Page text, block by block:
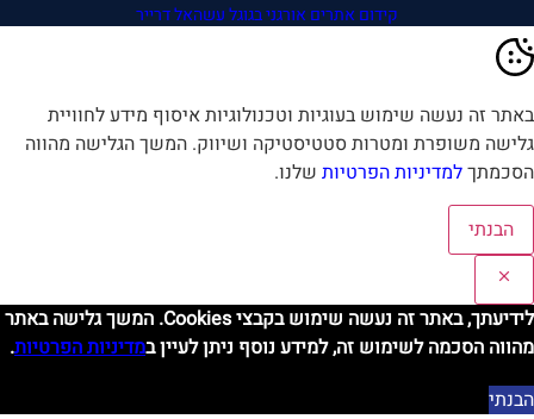
קידום אתרים אורגני בגוגל עשהאל דרייר
זה נעשה שימוש בעוגיות וטכנולוגיות איסוף מידע לחוויית
משופרת ומטרות סטטיסטיקה ושיווק. המשך הגלישה מהווה
למדיניות הפרטיותשלנו.
הבנתי
לידיעתך, באתר זה נעשה שימוש בקבצי Cookies. המשך גלישה באתר
הסכמה לשימוש זה, למידע נוסף ניתן לעיין במדיניות הפרטיות.